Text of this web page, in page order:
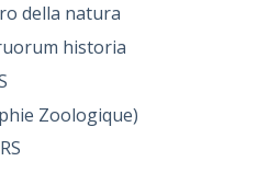
della natura
historia
Zoologique)